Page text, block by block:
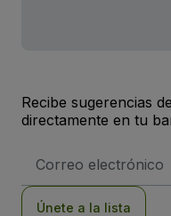
Recibe sugerencias
directamente en tu
de
Únete a la lista